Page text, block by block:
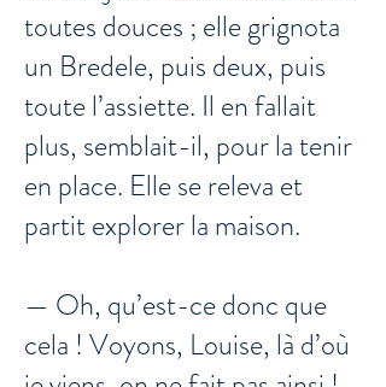
toutes douces ; elle grignota
un Bredele, puis deux, puis
toute l’assiette. Il en fallait
plus, semblait-il, pour la tenir
en place. Elle se releva et
partit explorer la maison.
— Oh, qu’est-ce donc que
cela ! Voyons, Louise, là d’où